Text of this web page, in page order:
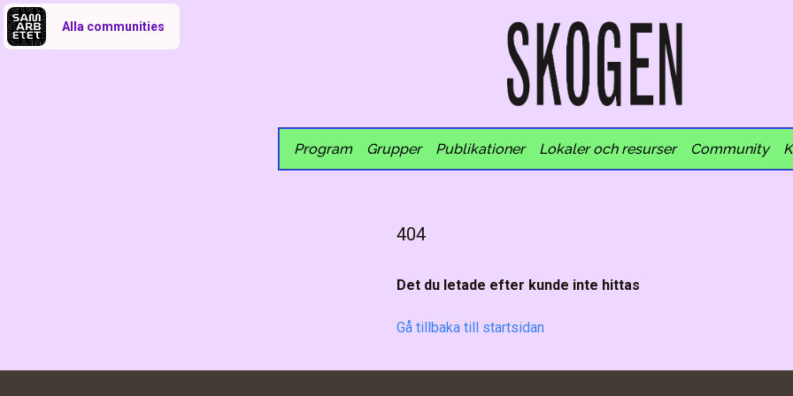
Alla communities
Program Grupper Publikationer Lokaler och resurser Community
404
Det du letade efter kunde inte hittas
Gå tillbaka till startsidan